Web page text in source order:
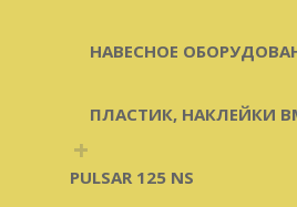
НАВЕСНОЕ
ПЛАСТИК, НАКЛЕЙКИ
+
PULSAR 125 NS